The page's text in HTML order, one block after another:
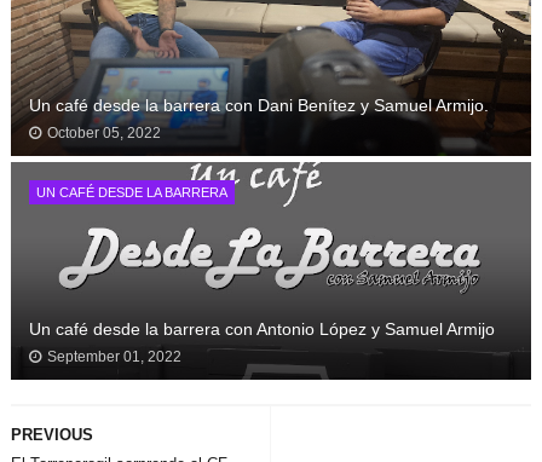
Un café desde la barrera con Dani Benítez y Samuel Armijo.
October 05, 2022
UN CAFÉ DESDE LA BARRERA
Un café desde la barrera con Antonio López y Samuel Armijo
September 01, 2022
PREVIOUS